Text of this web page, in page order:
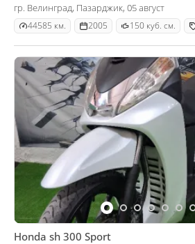
гр. Велинград, Пазарджик, 05 август
44585 км. 2005 150 куб. см.
Honda sh 300 Sport